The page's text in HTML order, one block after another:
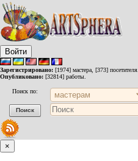
Войти
Зарегистрировано: [1974] мастера, [373] посетителя.
Опубликовано: [32814] работы.
Поиск по:
×